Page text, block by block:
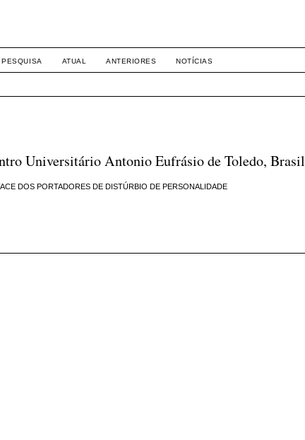
PESQUISA ATUAL ANTERIORES NOTÍCIAS
Universitário Antonio Eufrásio de Toledo, Brasil
DOS PORTADORES DE DISTÚRBIO DE PERSONALIDADE